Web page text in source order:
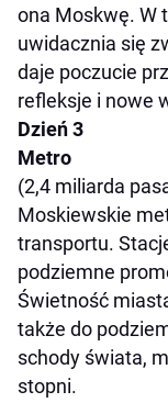
ona Moskwę. W
uwidacznia się
daje poczucie
refleksje i nowe
Dzień 3
Metro
(2,4 miliarda
Moskiewskie
transportu.
podziemne
Świetność
także do
schody świata,
stopni.